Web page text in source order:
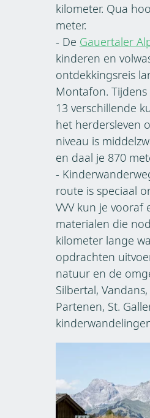
kilometer. Qua
meter.
- De Gauertaler
kinderen en
ontdekkingsreis
Montafon.
13 verschillende
het herdersleven
niveau is
en daal je 870
-
route is speciaal
VVV kun je
materialen die
kilometer lange
opdrachten
natuur en de
Silbertal,
Partenen, St.